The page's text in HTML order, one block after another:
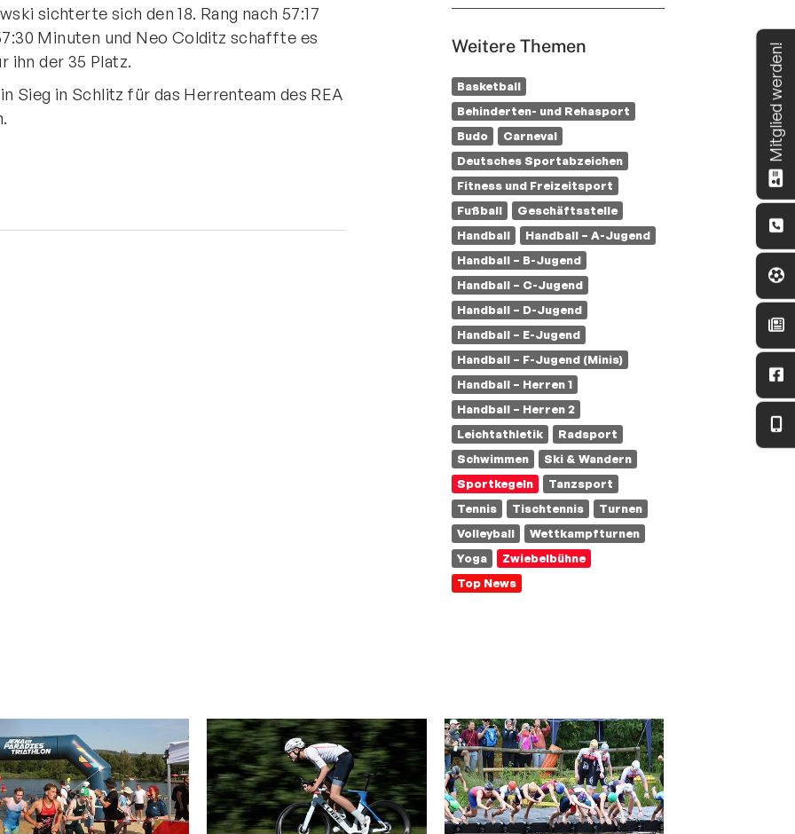
sichterte sich den 18. Rang nach 57:17
Minuten und Neo Colditz schaffte es
ihn der 35 Platz.
Sieg in Schlitz für das Herrenteam des REA
Weitere Themen
Basketball
Behinderten- und Rehasport
Budo
Carneval
Deutsches Sportabzeichen
Fitness und Freizeitsport
Fußball
Geschäftsstelle
Handball
Handball – A-Jugend
Handball – B-Jugend
Handball – C-Jugend
Handball – D-Jugend
Handball – E-Jugend
Handball – F-Jugend (Minis)
Handball – Herren 1
Handball – Herren 2
Leichtathletik
Radsport
Schwimmen
Ski & Wandern
Sportkegeln
Tanzsport
Tennis
Tischtennis
Turnen
Volleyball
Wettkampfturnen
Yoga
Zwiebelbühne
Top News
Mitglied werden!